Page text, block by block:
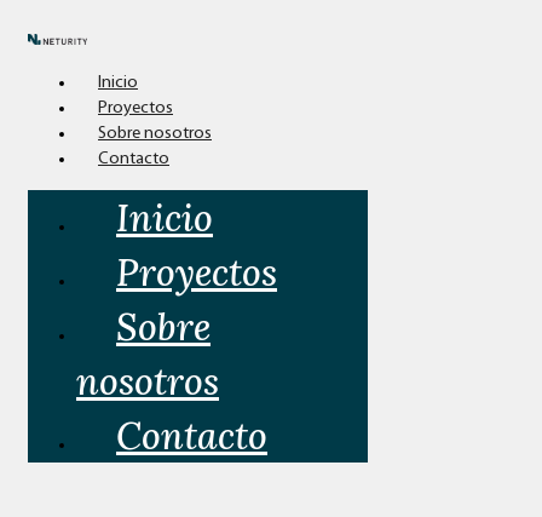
Inicio
Proyectos
Sobre nosotros
Contacto
Inicio
Proyectos
Sobre
nosotros
Contacto